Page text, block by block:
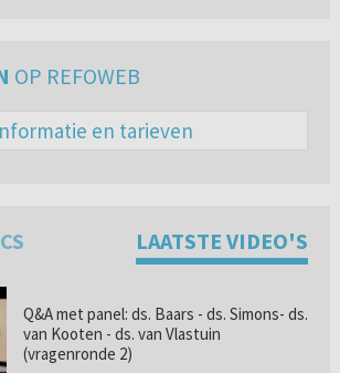
OP REFOWEB
en tarieven
LAATSTE VIDEO'S
Q&A met panel: ds. Baars - ds. Simons- ds.
van Kooten - ds. van Vlastuin
(vragenronde 2)